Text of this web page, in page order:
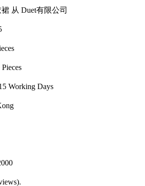
从 Duet有限公司
Pieces
Working Days